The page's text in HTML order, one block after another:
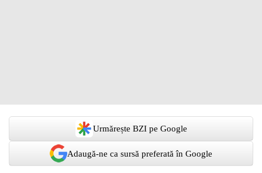
Urmărește BZI pe Google
Adaugă-ne ca sursă preferată în Google